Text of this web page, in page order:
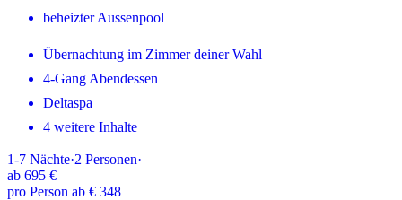
beheizter Aussenpool
Übernachtung im Zimmer deiner Wahl
4-Gang Abendessen
Deltaspa
4 weitere Inhalte
1-7 Nächte·2 Personen·
ab 695 €
pro Person ab € 348